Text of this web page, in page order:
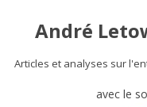
André
Articles et analyses sur
avec le
Aller au contenu principal